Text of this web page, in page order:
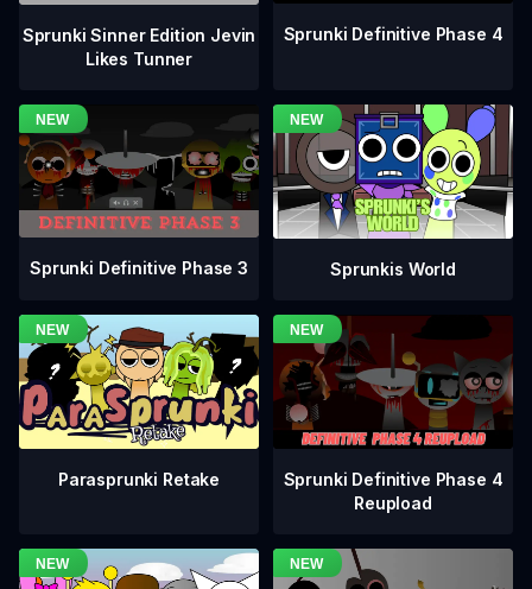
Sprunki Sinner Edition Jevin
Likes Tunner
Sprunki Definitive Phase 4
Sprunki Definitive Phase 3 Sprunkis World
Parasprunki Retake
Sprunki Definitive Phase 4
Reupload